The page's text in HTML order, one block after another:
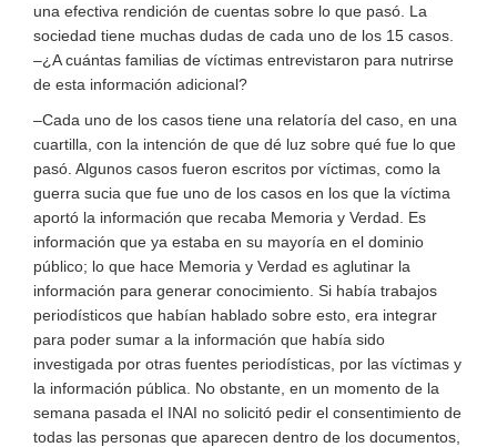
una efectiva rendición de cuentas sobre lo que pasó. La
sociedad tiene muchas dudas de cada uno de los 15 casos.
–¿A cuántas familias de víctimas entrevistaron para nutrirse
de esta información adicional?
–Cada uno de los casos tiene una relatoría del caso, en una
cuartilla, con la intención de que dé luz sobre qué fue lo que
pasó. Algunos casos fueron escritos por víctimas, como la
guerra sucia que fue uno de los casos en los que la víctima
aportó la información que recaba Memoria y Verdad. Es
información que ya estaba en su mayoría en el dominio
público; lo que hace Memoria y Verdad es aglutinar la
información para generar conocimiento. Si había trabajos
periodísticos que habían hablado sobre esto, era integrar
para poder sumar a la información que había sido
investigada por otras fuentes periodísticas, por las víctimas y
la información pública. No obstante, en un momento de la
semana pasada el INAI no solicitó pedir el consentimiento de
todas las personas que aparecen dentro de los documentos,